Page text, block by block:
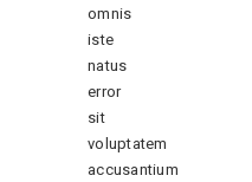
omnis
iste
natus
error
sit
voluptatem
accusantium